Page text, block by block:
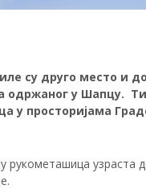
су друго место и
одржаног у Шапцу.
у просторијама
рукометашица узраста